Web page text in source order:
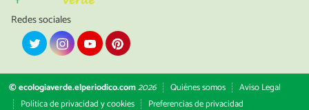
Redes sociales
© ecologiaverde.elperiodico.com2026 Quiénes somos
Aviso Legal
Política de privacidad y cookies
Preferencias de privacidad